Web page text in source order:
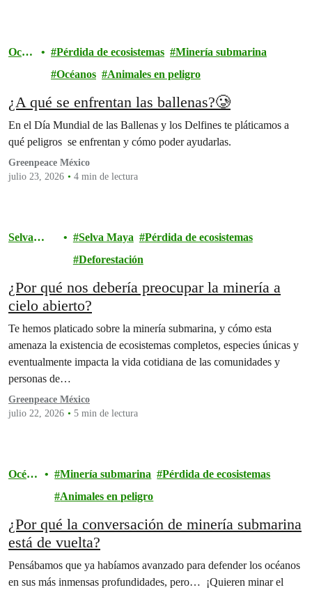
Océa
Pérdida de ecosistemas
Minería submarina
Océanos
Animales en peligro
¿A qué se enfrentan las ballenas?🥲
En el Día Mundial de las Ballenas y los Delfines te pláticamos a
qué peligros se enfrentan y cómo poder ayudarlas.
Greenpeace México
julio 23, 2026
4 min de lectura
Selva
Selva Maya
Pérdida de ecosistemas
Deforestación
¿Por qué nos debería preocupar la minería a
cielo abierto?
Te hemos platicado sobre la minería submarina, y cómo esta
amenaza la existencia de ecosistemas completos, especies únicas y
eventualmente impacta la vida cotidiana de las comunidades y
personas de…
Greenpeace México
julio 22, 2026
5 min de lectura
Océan
Minería submarina
Pérdida de ecosistemas
Animales en peligro
¿Por qué la conversación de minería submarina
está de vuelta?
Pensábamos que ya habíamos avanzado para defender los océanos
en sus más inmensas profundidades, pero… ¡Quieren minar el